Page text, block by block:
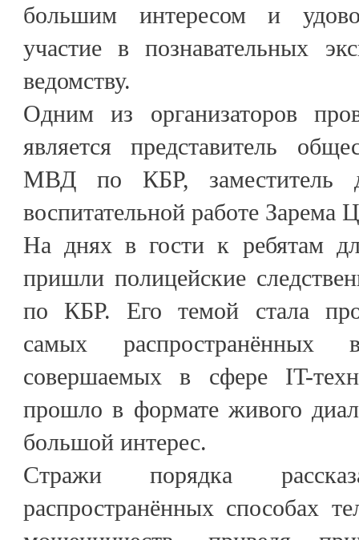
большим интересом и
участие в познавательных
ведомству.
Одним из организаторов
является представитель
МВД по КБР, заместитель
воспитательной работе Зарема
На днях в гости к ребятам
пришли полицейские
по КБР. Его темой стала
самых распространённых
совершаемых в сфере IT-
прошло в формате живого
большой интерес.
Стражи порядка
распространённых способах